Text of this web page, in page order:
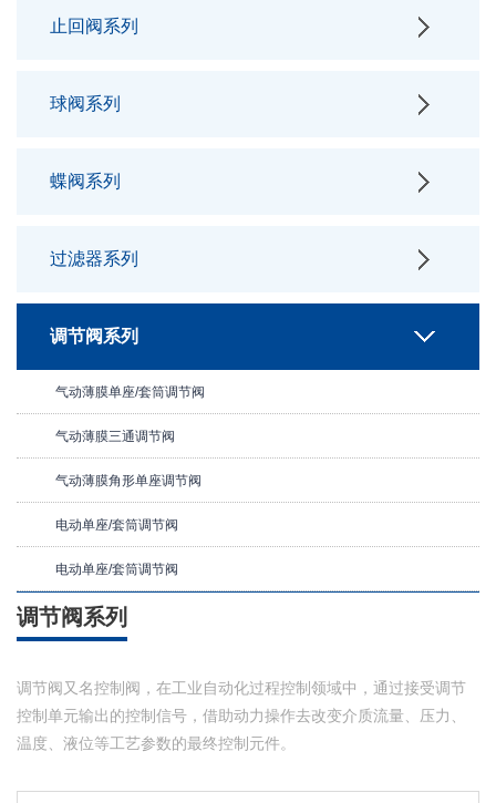
止回阀系列
球阀系列
蝶阀系列
过滤器系列
调节阀系列
气动薄膜单座/套筒调节阀
气动薄膜三通调节阀
气动薄膜角形单座调节阀
电动单座/套筒调节阀
电动单座/套筒调节阀
调节阀系列
调节阀又名控制阀，在工业自动化过程控制领域中，通过接受调节
控制单元输出的控制信号，借助动力操作去改变介质流量、压力、
温度、液位等工艺参数的最终控制元件。